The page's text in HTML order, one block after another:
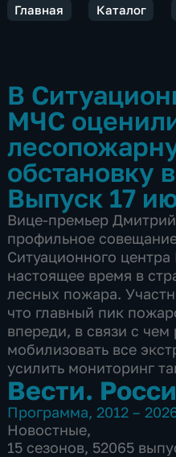
Главная Каталог
В
МЧС
обстановку
Выпуск 17
Вице-премьер
профильное
Ситуационного
настоящее время в
лесных пожара.
что главный пик
впереди, в связи с
мобилизовать все
усилить мониторинг
Вести.
Программа, 2012 –
Новостные,
15 сезонов, 52065